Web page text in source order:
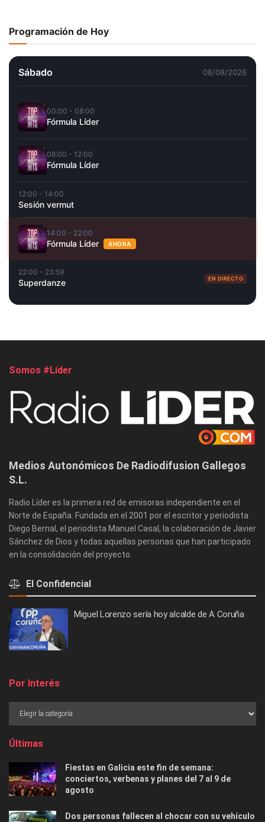
Programación de Hoy
Sábado 08/08/2026
00:00 - 08:00
Fórmula Líder
08:00 - 12:00
Fórmula Líder
12:00 - 14:00
Sesión vermut
14:00 - 22:00
Fórmula Líder AHORA
22:00 - 23:59
Superdanze EN DIRECTO
Somos #Líder
Medios Autonómicos De Radiodifusion Gallegos
S.L.
Radio Líder es la primera red de emisoras independiente en el
Norte de España. Fundada en el 2001 por el escritor y periodista
Diego Bernal, el periodista Manuel Casal, la colaboración de Javier
Sánchez de Dios y todas aquellas personas que han participado
en la consolidación del proyecto.
El Confidencial
Miguel Lorenzo sería hoy alcalde de A Coruña
Por Interés
Últimas
Fiestas en Galicia este fin de semana:
conciertos, verbenas y planes del 7 al 9 de
agosto
Dos personas fallecen al chocar con su vehículo